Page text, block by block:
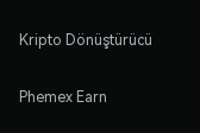
Kripto Dönüştürücü
Phemex Earn